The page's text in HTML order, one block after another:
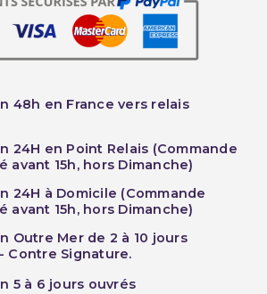
48h en France vers relais
24H en Point Relais (Commande
avant 15h, hors Dimanche)
24H à Domicile (Commande
avant 15h, hors Dimanche)
Outre Mer de 2 à 10 jours
Contre Signature.
5 à 6 jours ouvrés